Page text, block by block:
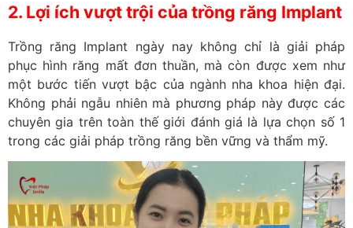
2. Lợi ích vượt trội của trồng răng Implant
Trồng răng Implant ngày nay không chỉ là giải pháp
phục hình răng mất đơn thuần, mà còn được xem như
một bước tiến vượt bậc của ngành nha khoa hiện đại.
Không phải ngẫu nhiên mà phương pháp này được các
chuyên gia trên toàn thế giới đánh giá là lựa chọn số 1
trong các giải pháp trồng răng bền vững và thẩm mỹ.